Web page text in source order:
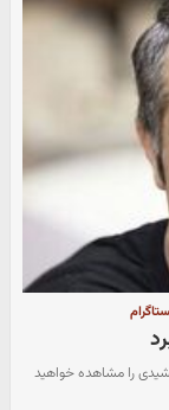
را مشاهده خواهید